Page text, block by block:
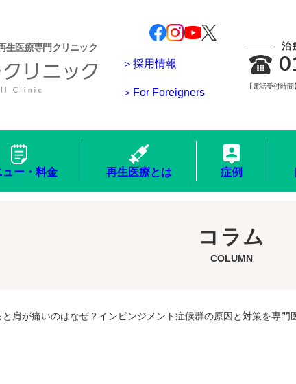
生医療専門クリニック
＞採用情報
＞For Foreigners
治
【電話受付時
ュー・料金 再生医療とは 症例
コラム
COLUMN
と肩が痛いのはなぜ？インピンジメント症候群の原因と対策を専門